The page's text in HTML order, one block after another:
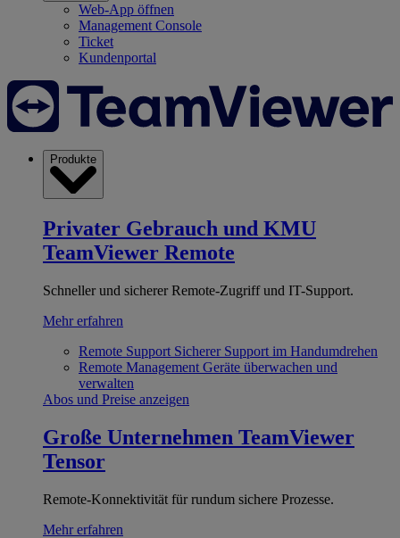
Web-App öffnen
Management Console
Ticket
Kundenportal
Produkte
Privater Gebrauch und KMU
TeamViewer Remote
Schneller und sicherer Remote-Zugriff und IT-Support.
Mehr erfahren
Remote Support Sicherer Support im Handumdrehen
Remote Management Geräte überwachen und
verwalten
Abos und Preise anzeigen
Große Unternehmen TeamViewer
Tensor
Remote-Konnektivität für rundum sichere Prozesse.
Mehr erfahren